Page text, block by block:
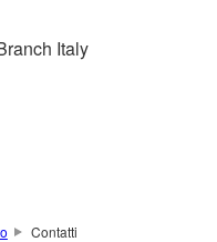
Italy
Contatti